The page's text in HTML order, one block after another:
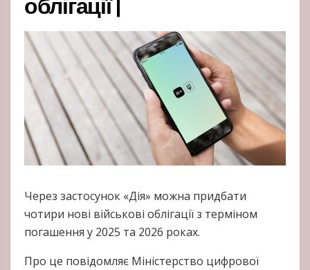
облігації |
Через застосунок «Дія» можна придбати
чотири нові військові облігації з терміном
погашення у 2025 та 2026 роках.
Про це повідомляє Міністерство цифрової